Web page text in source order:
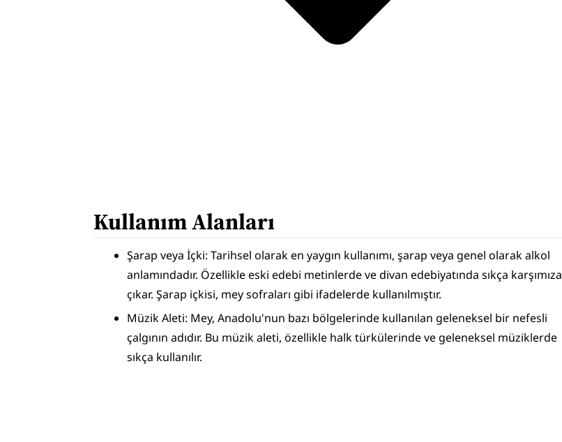
Kullanım Alanları
Şarap veya İçki: Tarihsel olarak en yaygın kullanımı, şarap veya genel olarak alkol
anlamındadır. Özellikle eski edebi metinlerde ve divan edebiyatında sıkça karşımıza
çıkar. Şarap içkisi, mey sofraları gibi ifadelerde kullanılmıştır.
Müzik Aleti: Mey, Anadolu'nun bazı bölgelerinde kullanılan geleneksel bir nefesli
çalgının adıdır. Bu müzik aleti, özellikle halk türkülerinde ve geleneksel müziklerde
sıkça kullanılır.